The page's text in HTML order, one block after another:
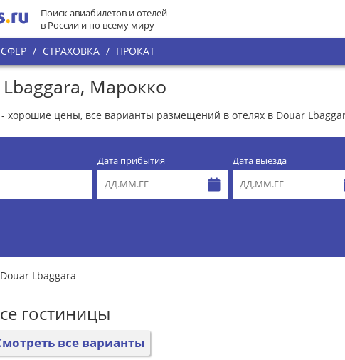
Поиск авиабилетов и отелей
в России и по всему миру
/ СТРАХОВКА / ПРОКАТ
Марокко
хорошие цены, все варианты размещений в отелях в Douar
Дата прибытия Дата выезда
Lbaggara
гостиницы
все варианты